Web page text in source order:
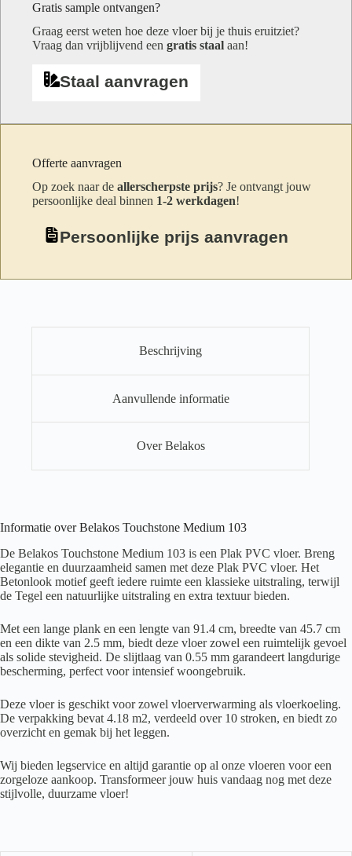
Gratis sample ontvangen?
Graag eerst weten hoe deze vloer bij je thuis eruitziet?
Vraag dan vrijblijvend een gratis staal aan!
Staal aanvragen
Offerte aanvragen
Op zoek naar de allerscherpste prijs? Je ontvangt jouw
persoonlijke deal binnen 1-2 werkdagen!
Persoonlijke prijs aanvragen
Beschrijving
Aanvullende informatie
Over Belakos
Informatie over Belakos Touchstone Medium 103
De Belakos Touchstone Medium 103 is een Plak PVC vloer. Breng
elegantie en duurzaamheid samen met deze Plak PVC vloer. Het
Betonlook motief geeft iedere ruimte een klassieke uitstraling, terwijl
de Tegel een natuurlijke uitstraling en extra textuur bieden.
Met een lange plank en een lengte van 91.4 cm, breedte van 45.7 cm
en een dikte van 2.5 mm, biedt deze vloer zowel een ruimtelijk gevoel
als solide stevigheid. De slijtlaag van 0.55 mm garandeert langdurige
bescherming, perfect voor intensief woongebruik.
Deze vloer is geschikt voor zowel vloerverwarming als vloerkoeling.
De verpakking bevat 4.18 m2, verdeeld over 10 stroken, en biedt zo
overzicht en gemak bij het leggen.
Wij bieden legservice en altijd garantie op al onze vloeren voor een
zorgeloze aankoop. Transformeer jouw huis vandaag nog met deze
stijlvolle, duurzame vloer!